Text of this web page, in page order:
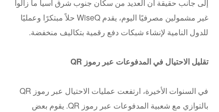
إلى جانب حقيقة أن العديد من سكان جنوب شرق آسيا ما زالوا
غير مشمولين مصرفيًا اليوم، يقدم WiseQ حلاً مبتكرًا وعمليًا
للدول النامية لإنشاء شبكات دفع رقمية بتكاليف منخفضة.
تقليل الاحتيال في المدفوعات عبر رموز QR
في السنوات الأخيرة، ارتفعت عمليات الاحتيال عبر رموز QR
بالتوازي مع شعبية المدفوعات عبر رموز QR. يقوم بعض